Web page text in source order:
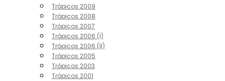
Trópicos 2009
Trópicos 2008
Trópicos 2007
Trópicos 2006 (I)
Trópicos 2006 (II)
Trópicos 2005
Trópicos 2003
Trópicos 2001